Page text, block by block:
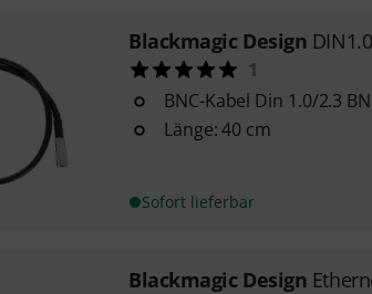
Blackmagic Design
1
BNC-Kabel Din 1.0/2.3
Länge: 40 cm
Sofort lieferbar
Blackmagic Design